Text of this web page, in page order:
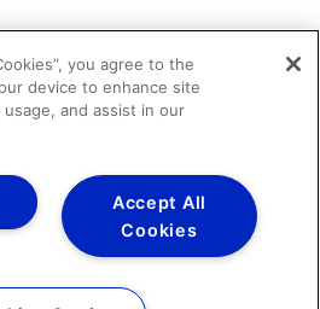
you agree to the
device to enhance site
and assist in our
Accept All
Cookies